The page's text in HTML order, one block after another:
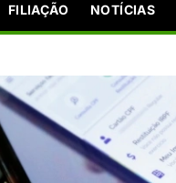
FILIAÇÃO NOTÍCIAS